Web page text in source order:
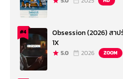
#4
Obsession (2026) สา
1X
5.0 2026 ZOOM